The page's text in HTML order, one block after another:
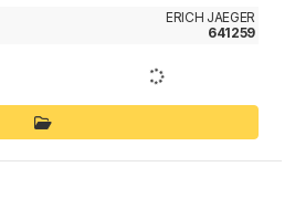
ERICH JAEGER
641259